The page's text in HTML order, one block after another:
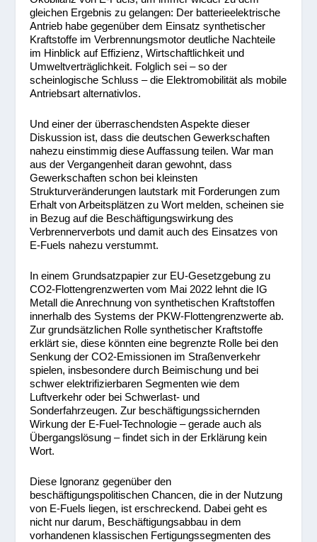
gleichen Ergebnis zu gelangen: Der batterieelektrische
Antrieb habe gegenüber dem Einsatz synthetischer
Kraftstoffe im Verbrennungsmotor deutliche Nachteile
im Hinblick auf Effizienz, Wirtschaftlichkeit und
Umweltverträglichkeit. Folglich sei – so der
scheinlogische Schluss – die Elektromobilität als mobile
Antriebsart alternativlos.
Und einer der überraschendsten Aspekte dieser
Diskussion ist, dass die deutschen Gewerkschaften
nahezu einstimmig diese Auffassung teilen. War man
aus der Vergangenheit daran gewohnt, dass
Gewerkschaften schon bei kleinsten
Strukturveränderungen lautstark mit Forderungen zum
Erhalt von Arbeitsplätzen zu Wort melden, scheinen sie
in Bezug auf die Beschäftigungswirkung des
Verbrennerverbots und damit auch des Einsatzes von
E-Fuels nahezu verstummt.
In einem Grundsatzpapier zur EU-Gesetzgebung zu
CO2-Flottengrenzwerten vom Mai 2022 lehnt die IG
Metall die Anrechnung von synthetischen Kraftstoffen
innerhalb des Systems der PKW-Flottengrenzwerte ab.
Zur grundsätzlichen Rolle synthetischer Kraftstoffe
erklärt sie, diese könnten eine begrenzte Rolle bei den
Senkung der CO2-Emissionen im Straßenverkehr
spielen, insbesondere durch Beimischung und bei
schwer elektrifizierbaren Segmenten wie dem
Luftverkehr oder bei Schwerlast- und
Sonderfahrzeugen. Zur beschäftigungssichernden
Wirkung der E-Fuel-Technologie – gerade auch als
Übergangslösung – findet sich in der Erklärung kein
Wort.
Diese Ignoranz gegenüber den
beschäftigungspolitischen Chancen, die in der Nutzung
von E-Fuels liegen, ist erschreckend. Dabei geht es
nicht nur darum, Beschäftigungsabbau in dem
vorhandenen klassischen Fertigungssegmenten des